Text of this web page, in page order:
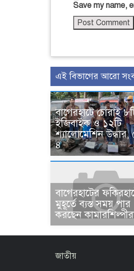
Save my name,
এই বিভাগের আরো
বাগেরহাটে চোরাই
ইজিবাইক ও ১২টি
শ্যালোমেশিন উদ্ধার,
৪
বাগেরহাটের
মুহূর্তে ব্যস্ত সময় পার
করছেন
জাতীয়